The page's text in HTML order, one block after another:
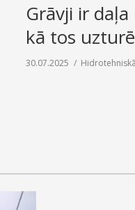
Grāvji ir
kā tos
30.07.2025